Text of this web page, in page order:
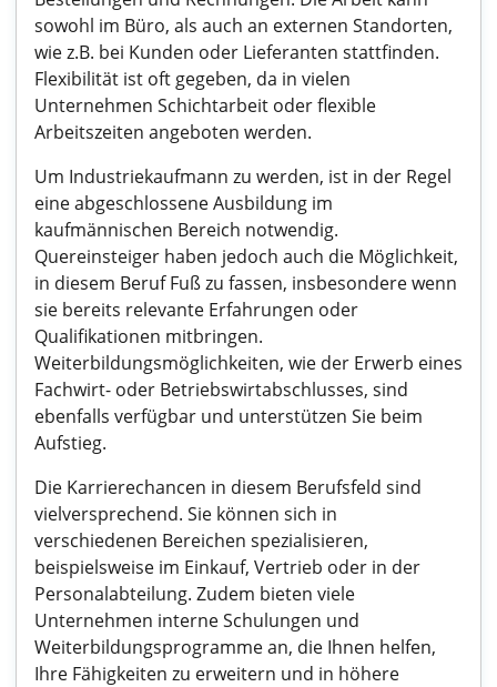
sowohl im Büro, als auch an externen Standorten,
wie z.B. bei Kunden oder Lieferanten stattfinden.
Flexibilität ist oft gegeben, da in vielen
Unternehmen Schichtarbeit oder flexible
Arbeitszeiten angeboten werden.
Um Industriekaufmann zu werden, ist in der Regel
eine abgeschlossene Ausbildung im
kaufmännischen Bereich notwendig.
Quereinsteiger haben jedoch auch die Möglichkeit,
in diesem Beruf Fuß zu fassen, insbesondere wenn
sie bereits relevante Erfahrungen oder
Qualifikationen mitbringen.
Weiterbildungsmöglichkeiten, wie der Erwerb eines
Fachwirt- oder Betriebswirtabschlusses, sind
ebenfalls verfügbar und unterstützen Sie beim
Aufstieg.
Die Karrierechancen in diesem Berufsfeld sind
vielversprechend. Sie können sich in
verschiedenen Bereichen spezialisieren,
beispielsweise im Einkauf, Vertrieb oder in der
Personalabteilung. Zudem bieten viele
Unternehmen interne Schulungen und
Weiterbildungsprogramme an, die Ihnen helfen,
Ihre Fähigkeiten zu erweitern und in höhere